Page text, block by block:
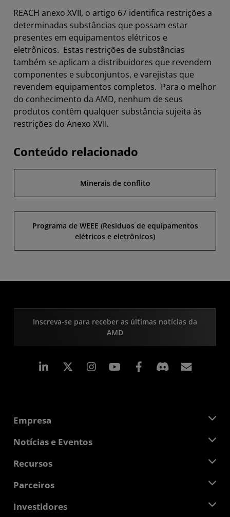
REACH anexo XVII, o artigo 67 identifica restrições a
determinadas substâncias que possam estar
presentes em equipamentos elétricos e
eletrônicos. Estas restrições de substâncias
também se aplicam a distribuidores que revendem
componentes e subconjuntos, e varejistas que
revendem equipamentos completos. Para o melhor
do conhecimento da AMD, nenhum de seus
produtos contêm qualquer substância sujeita às
restrições do Anexo XVII.
Conteúdo relacionado
Minerais de conflito
Programa de WEEE (Resíduos de equipamentos
elétricos e eletrônicos)
Inscreva-se para receber as últimas notícias da
AMD
Linkedin Instagram Facebook
Empresa
Sobre a AMD
Responsibilidade Corporativa
Oportunidades de Emprego
Contato AMD
Notícias e Eventos
Sala de Imprensa
Bibliotecas de Mídias
Recursos
Central do desenvolvedor
Estudos de caso
Parceiros
AMD Partner Hub
Investidores